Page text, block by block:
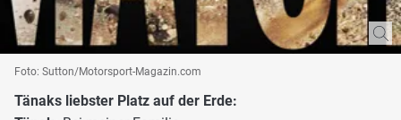
Foto: Sutton/Motorsport-Magazin.com
Tänaks liebster Platz auf der Erde: